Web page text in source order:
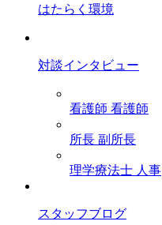
はたらく環境
対談インタビュー
看護師 看護師
所長 副所長
理学療法士 人事
スタッフブログ